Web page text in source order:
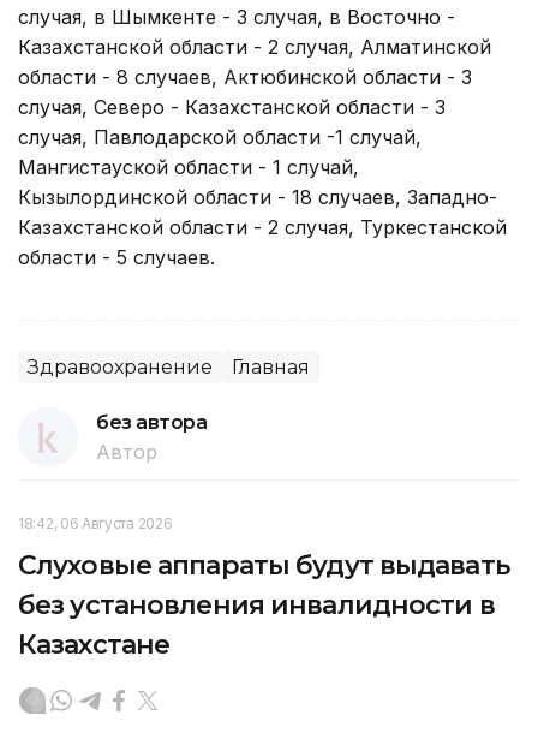
случая, в Шымкенте - 3 случая, в Восточно -
Казахстанской области - 2 случая, Алматинской
области - 8 случаев, Актюбинской области - 3
случая, Северо - Казахстанской области - 3
случая, Павлодарской области -1 случай,
Мангистауской области - 1 случай,
Кызылординской области - 18 случаев, Западно-
Казахстанской области - 2 случая, Туркестанской
области - 5 случаев.
Здравоохранение Главная
без автора
Автор
18:42, 06 Августа 2026
Слуховые аппараты будут выдавать
без установления инвалидности в
Казахстане